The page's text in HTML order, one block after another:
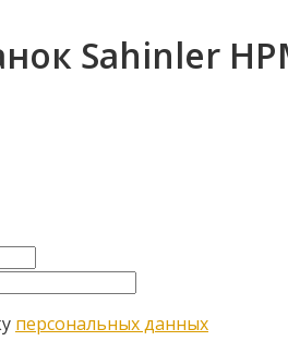
Sahinler
персональных данных